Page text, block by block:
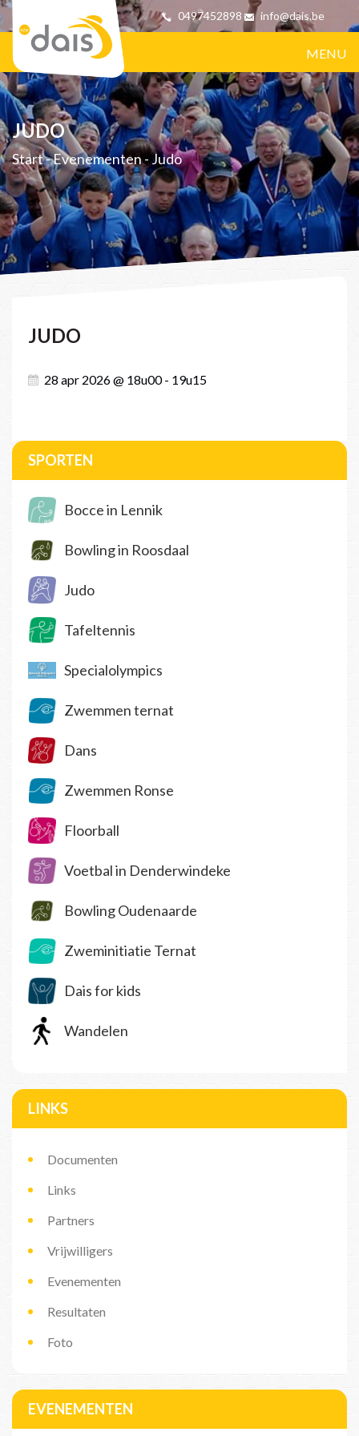
0497452898 info@dais.be
MENU
JUDO
Start-Evenementen-Judo
JUDO
28 apr 2026 @ 18u00 - 19u15
SPORTEN
Bocce in Lennik
Bowling in Roosdaal
Judo
Tafeltennis
Specialolympics
Zwemmen ternat
Dans
Zwemmen Ronse
Floorball
Voetbal in Denderwindeke
Bowling Oudenaarde
Zweminitiatie Ternat
Dais for kids
Wandelen
LINKS
Documenten
Links
Partners
Vrijwilligers
Evenementen
Resultaten
Foto
EVENEMENTEN